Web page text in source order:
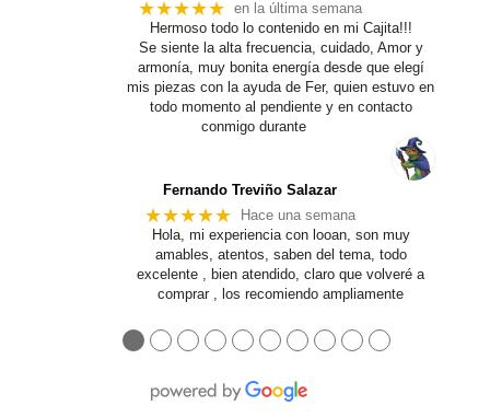
★★★★★ en la última semana
Hermoso todo lo contenido en mi Cajita!!!
Se siente la alta frecuencia, cuidado, Amor y
armonía, muy bonita energía desde que elegí
mis piezas con la ayuda de Fer, quien estuvo en
todo momento al pendiente y en contacto
conmigo durante
Fernando Treviño Salazar
★★★★★
Hace una semana
Hola, mi experiencia con looan, son muy
amables, atentos, saben del tema, todo
excelente , bien atendido, claro que volveré a
comprar , los recomiendo ampliamente
●●●●●●●●●●